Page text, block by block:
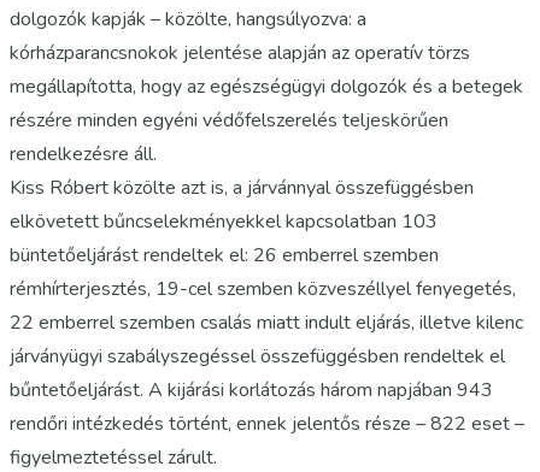
dolgozók kapják – közölte, hangsúlyozva: a
kórházparancsnokok jelentése alapján az operatív törzs
megállapította, hogy az egészségügyi dolgozók és a betegek
részére minden egyéni védőfelszerelés teljeskörűen
rendelkezésre áll.
Kiss Róbert közölte azt is, a járvánnyal összefüggésben
elkövetett bűncselekményekkel kapcsolatban 103
büntetőeljárást rendeltek el: 26 emberrel szemben
rémhírterjesztés, 19-cel szemben közveszéllyel fenyegetés,
22 emberrel szemben csalás miatt indult eljárás, illetve kilenc
járványügyi szabályszegéssel összefüggésben rendeltek el
bűntetőeljárást. A kijárási korlátozás három napjában 943
rendőri intézkedés történt, ennek jelentős része – 822 eset –
figyelmeztetéssel zárult.